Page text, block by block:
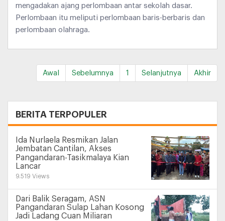
mengadakan ajang perlombaan antar sekolah dasar.
Perlombaan itu meliputi perlombaan baris-berbaris dan
perlombaan olahraga.
Awal Sebelumnya 1 Selanjutnya Akhir
BERITA TERPOPULER
Ida Nurlaela Resmikan Jalan
Jembatan Cantilan, Akses
Pangandaran-Tasikmalaya Kian
Lancar
9.519 Views
Dari Balik Seragam, ASN
Pangandaran Sulap Lahan Kosong
Jadi Ladang Cuan Miliaran